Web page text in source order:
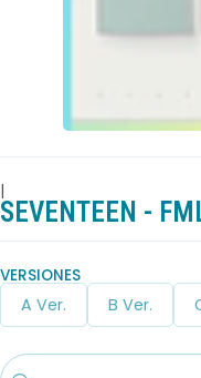
|
SEVENTEEN -
VERSIONES
A Ver. B Ver.